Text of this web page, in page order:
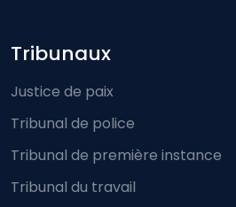
Footer-menu
Tribunaux
Justice de paix
Tribunal de police
Tribunal de première instance
Tribunal du travail